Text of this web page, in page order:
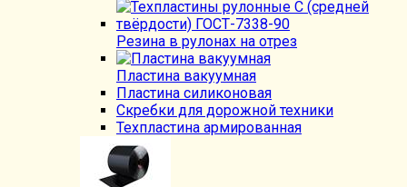
Резина в рулонах на отрез
Пластина вакуумная
Пластина силиконовая
Скребки для дорожной техники
Техпластина армированная